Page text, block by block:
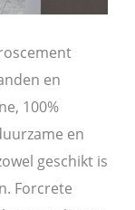
en
100%
en
geschikt is
Forcrete